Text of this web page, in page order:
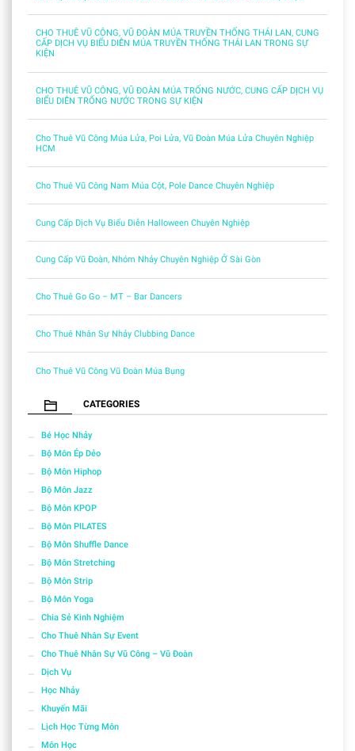
CHO THUÊ VŨ CÔNG, VŨ ĐOÀN MÚA TRUYỀN THỐNG THÁI LAN, CUNG
CẤP DỊCH VỤ BIỂU DIỄN MÚA TRUYỀN THỐNG THÁI LAN TRONG SỰ
KIỆN
CHO THUÊ VŨ CÔNG, VŨ ĐOÀN MÚA TRỐNG NƯỚC, CUNG CẤP DỊCH VỤ
BIỂU DIỄN TRỐNG NƯỚC TRONG SỰ KIỆN
Cho Thuê Vũ Công Múa Lửa, Poi Lửa, Vũ Đoàn Múa Lửa Chuyên Nghiệp
HCM
Cho Thuê Vũ Công Nam Múa Cột, Pole Dance Chuyên Nghiệp
Cung Cấp Dịch Vụ Biểu Diễn Halloween Chuyên Nghiệp
Cung Cấp Vũ Đoàn, Nhóm Nhảy Chuyên Nghiệp Ở Sài Gòn
Cho Thuê Go Go – MT – Bar Dancers
Cho Thuê Nhân Sự Nhảy Clubbing Dance
Cho Thuê Vũ Công Vũ Đoàn Múa Bụng
CATEGORIES
Bé Học Nhảy
Bộ Môn Ép Dẻo
Bộ Môn Hiphop
Bộ Môn Jazz
Bộ Môn KPOP
Bộ Môn PILATES
Bộ Môn Shuffle Dance
Bộ Môn Stretching
Bộ Môn Strip
Bộ Môn Yoga
Chia Sẻ Kinh Nghiệm
Cho Thuê Nhân Sự Event
Cho Thuê Nhân Sự Vũ Công – Vũ Đoàn
Dịch Vụ
Học Nhảy
Khuyến Mãi
Lịch Học Từng Môn
Môn Học